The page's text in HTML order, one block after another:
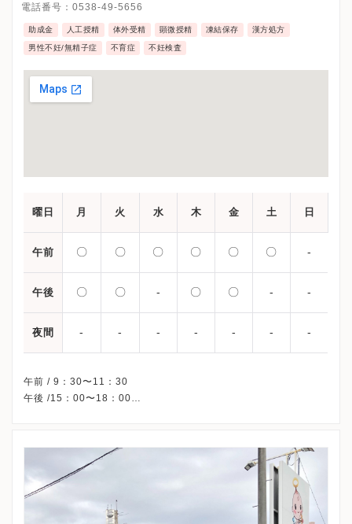
電話番号： 0538-49-5656
助成金 人工授精 体外受精 顕微授精 凍結保存 漢方処方
男性不妊/無精子症 不育症 不妊検査
曜日 月 火 水 木 金 土 日
午前 〇 〇 〇 〇 〇 〇 -
午後 〇 〇 - 〇 〇 - -
夜間 - - - - - - -
午前 / 9：30〜11：30
午後 /15：00〜18：00